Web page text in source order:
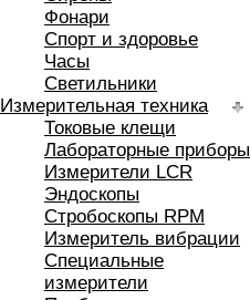
Фонари
Спорт и здоровье
Часы
Светильники
Измерительная техника
Токовые клещи
Лабораторные приборы
Измерители LCR
Эндоскопы
Стробоскопы RPM
Измеритель вибрации
Специальные
измерители